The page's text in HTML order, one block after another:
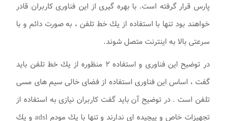
پارس قرار گرفته است. با بهره گيری از اين فناوری كاربران قادر
خواهند بود تنها با استفاده از يك خط تلفن ، به صورت دائم و با
سرعتی بالا به اينترنت متصل شوند.
در توضيح اين فناوری و استفاده ۲ منظوره از يك خط تلفن بايد
گفت ، اساس اين فناوری استفاده از فضای خالی سيم های مسی
تلفن است . در توضيح آن بايد گفت كاربران نيازی به استفاده از
تجهيزات خاص و پيچيده ای ندارند و تنها با يك مودم adsl و يك